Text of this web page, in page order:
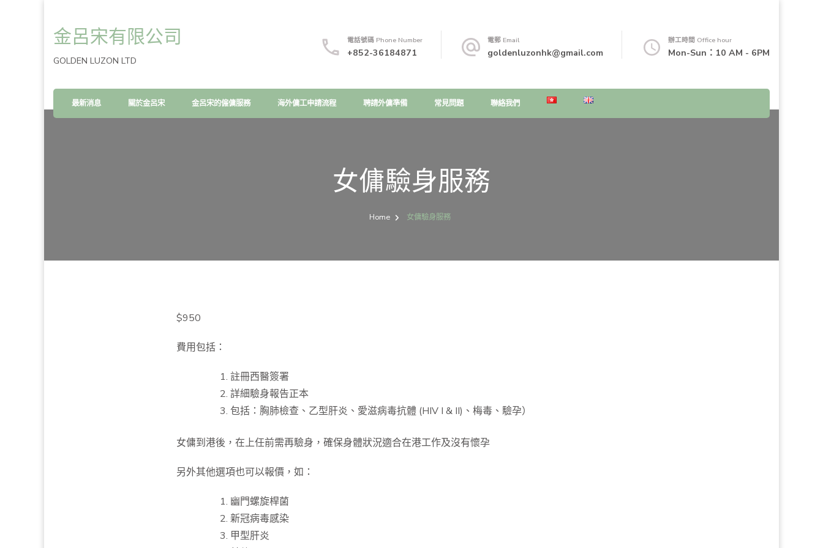
金呂宋有限公司
GOLDEN LUZON LTD
電話號碼 Phone Number
+852-36184871
電郵 Email
goldenluzonhk@gmail.com
辦工時間 Office hour
Mon-Sun：10 AM - 6PM
最新消息 關於金呂宋 金呂宋的僱傭服務 海外傭工申請流程 聘請外傭準備 常見問題 聯絡我們
女傭驗身服務
Home 女傭驗身服務
$950
費用包括：
註冊西醫簽署
詳細驗身報告正本
包括：胸肺檢查、乙型肝炎、愛滋病毒抗體 (HIV I & II)、梅毒、驗孕）
女傭到港後，在上任前需再驗身，確保身體狀況適合在港工作及沒有懷孕
另外其他選項也可以報價，如：
幽門螺旋桿菌
新冠病毒感染
甲型肝炎